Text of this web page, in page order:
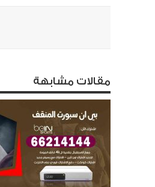
مقالات مشابهة